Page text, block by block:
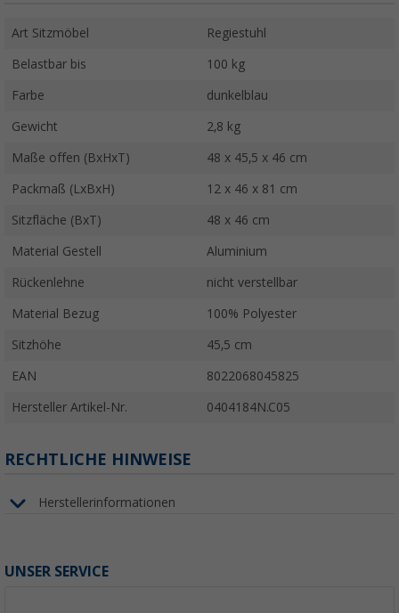
Art Sitzmöbel Regiestuhl
Belastbar bis 100 kg
Farbe dunkelblau
Gewicht 2,8 kg
Maße offen (BxHxT) 48 x 45,5 x 46 cm
Packmaß (LxBxH) 12 x 46 x 81 cm
Sitzfläche (BxT) 48 x 46 cm
Material Gestell Aluminium
Rückenlehne nicht verstellbar
Material Bezug 100% Polyester
Sitzhöhe 45,5 cm
EAN 8022068045825
Hersteller Artikel-Nr. 0404184N.C05
RECHTLICHE HINWEISE
Herstellerinformationen
UNSER SERVICE